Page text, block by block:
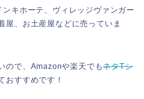
ンキホーテ、ヴィレッジヴァンガー
屋、お土産屋などに売っていま
ので、Amazonや楽天でもネタTシ
おすすめです！